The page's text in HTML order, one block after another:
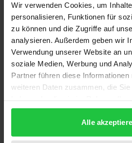
Wir verwenden Cookies, um
personalisieren, Funktionen für
zu können und die Zugriffe auf
analysieren. Außerdem geben wir
Verwendung unserer Website an
soziale Medien, Werbung und
Partner führen diese
weiteren Daten zusammen, die
gesammelt haben.
Alle
ISBN
978-3-89665-517-2
Untertitel
Theaetetus, Sophist and
Erscheinungsdatum
18.01.2010